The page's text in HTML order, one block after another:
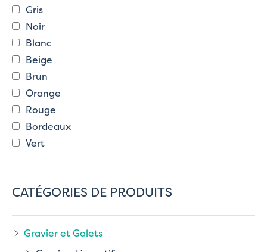
Gris
Noir
Blanc
Beige
Brun
Orange
Rouge
Bordeaux
Vert
CATÉGORIES DE PRODUITS
Gravier et Galets